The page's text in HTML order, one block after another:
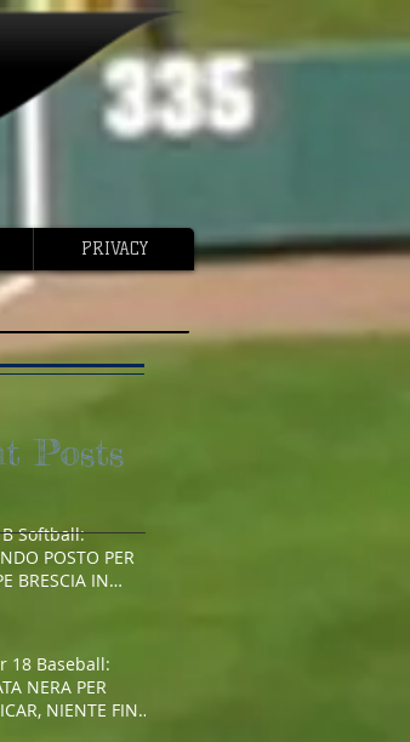
PRIVACY
Posts
Softball:
POSTO PER
BRESCIA IN
18 Baseball:
NERA PER
NIENTE FINAL